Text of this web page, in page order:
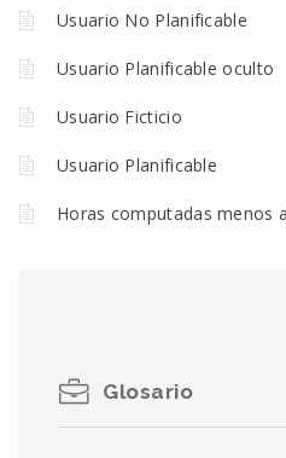
Usuario No Planificable
Usuario Planificable oculto
Usuario Ficticio
Usuario Planificable
Horas computadas menos
Glosario